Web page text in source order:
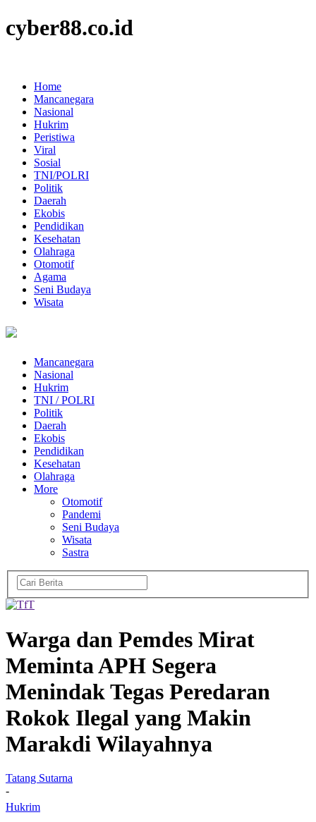
cyber88.co.id
Home
Mancanegara
Nasional
Hukrim
Peristiwa
Viral
Sosial
TNI/POLRI
Politik
Daerah
Ekobis
Pendidikan
Kesehatan
Olahraga
Otomotif
Agama
Seni Budaya
Wisata
Mancanegara
Nasional
Hukrim
TNI / POLRI
Politik
Daerah
Ekobis
Pendidikan
Kesehatan
Olahraga
More
Otomotif
Pandemi
Seni Budaya
Wisata
Sastra
Warga dan Pemdes Mirat
Meminta APH Segera
Menindak Tegas Peredaran
Rokok Ilegal yang Makin
Marakdi Wilayahnya
Tatang Sutarna
-
Hukrim